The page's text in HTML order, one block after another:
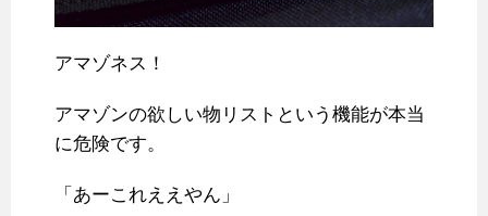
アマゾネス！
アマゾンの欲しい物リストという機能が本当
に危険です。
「あーこれええやん」